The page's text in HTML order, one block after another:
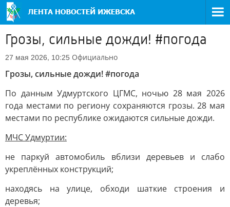
Грозы, сильные дожди! #погода
27 мая 2026, 10:25 Официально
Грозы, сильные дожди! #погода
По данным Удмуртского ЦГМС, ночью 28 мая 2026
года местами по региону сохраняются грозы. 28 мая
местами по республике ожидаются сильные дожди.
МЧС Удмуртии:
не паркуй автомобиль вблизи деревьев и слабо
укреплённых конструкций;
находясь на улице, обходи шаткие строения и
деревья;